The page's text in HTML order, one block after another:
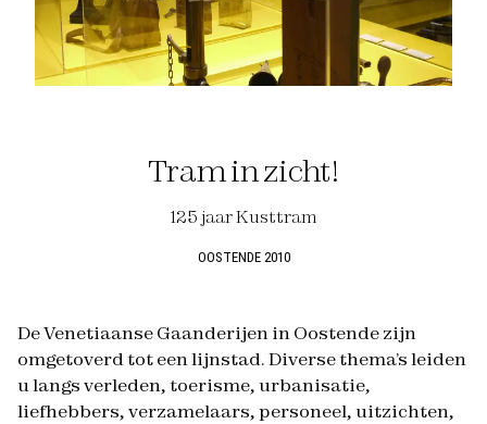
Tram in zicht!
125 jaar Kusttram
OOSTENDE 2010
De Venetiaanse Gaanderijen in Oostende zijn
omgetoverd tot een lijnstad. Diverse thema’s leiden
u langs verleden, toerisme, urbanisatie,
liefhebbers, verzamelaars, personeel, uitzichten,